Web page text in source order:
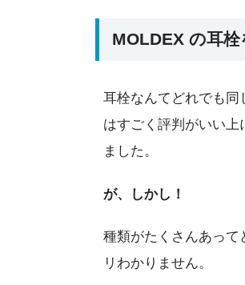
MOLDEX の耳
耳栓なんてどれでも同
はすごく評判がいい
ました。
が、しかし！
種類がたくさんあっ
リわかりません。